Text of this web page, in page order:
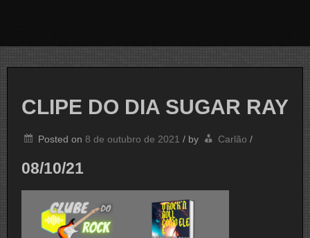
CLIPE DO DIA SUGAR RAY
Posted on 8 de outubro de 2021 / by Carlão /
08/10/21